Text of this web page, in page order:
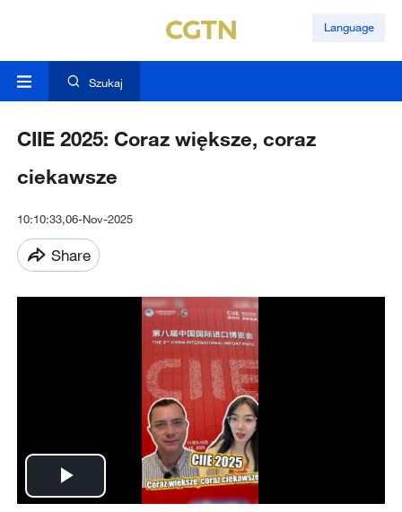
Language
Szukaj
CIIE 2025: Coraz większe, coraz
ciekawsze
10:10:33,06-Nov-2025
Share
Play